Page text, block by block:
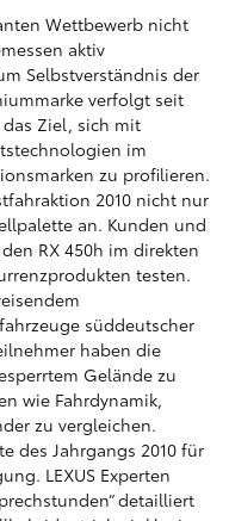
Wettbewerb nicht
aktiv
Selbstverständnis der
verfolgt seit
Ziel, sich mit
im
zu profilieren.
2010 nicht nur
an. Kunden und
RX 450h im direkten
testen.
süddeutscher
haben die
Gelände zu
wie Fahrdynamik,
zu vergleichen.
des Jahrgangs 2010 für
LEXUS Experten
detailliert